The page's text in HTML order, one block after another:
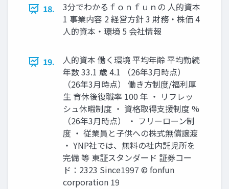
18.
3分でわかるｆｏｎｆｕｎの 人的資本
1 事業内容 2 経営方針 3 財務・株価 4
人的資本・環境 5 会社情報
19.
人的資本 働く環境 平均年齢 平均勤続
年数 33.1 歳 4.1 （26年3月時点）
（26年3月時点） 働き方制度/福利厚
生 育休後復職率 100 年 ・ リフレッ
シュ休暇制度 ・ 資格取得支援制度 %
（26年3月時点） ・ フリーローン制
度 ・ 従業員と子供への株式無償譲渡
・ YNP社では、無料の社内託児所を
完備 等 東証スタンダード 証券コー
ド：2323 Since1997 © fonfun
corporation 19